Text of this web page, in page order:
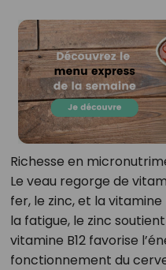
Richesse en
Le veau regorge de
fer, le zinc, et la
la fatigue, le zinc
vitamine B12 favorise
fonctionnement du